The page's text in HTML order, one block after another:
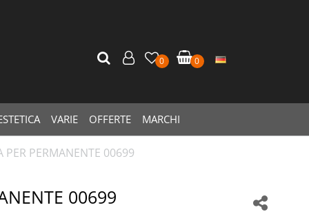
VARIE OFFERTE MARCHI
0 0
PER PERMANENTE 00699
00699